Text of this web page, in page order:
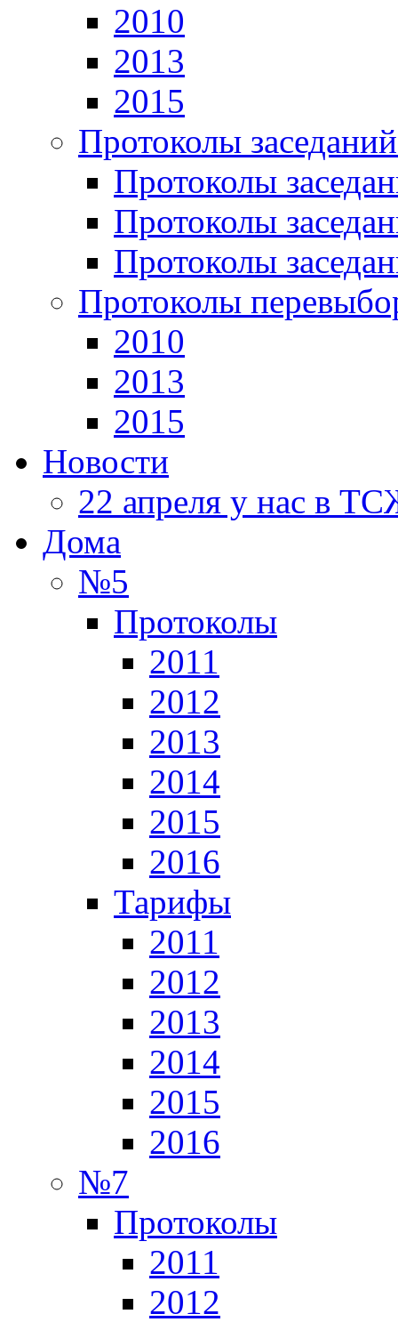
2010
2013
2015
Протоколы
Протоколы
Протоколы
Протоколы
Протоколы
2010
2013
2015
Новости
22 апреля у нас в
Дома
№5
Протоколы
2011
2012
2013
2014
2015
2016
Тарифы
2011
2012
2013
2014
2015
2016
№7
Протоколы
2011
2012